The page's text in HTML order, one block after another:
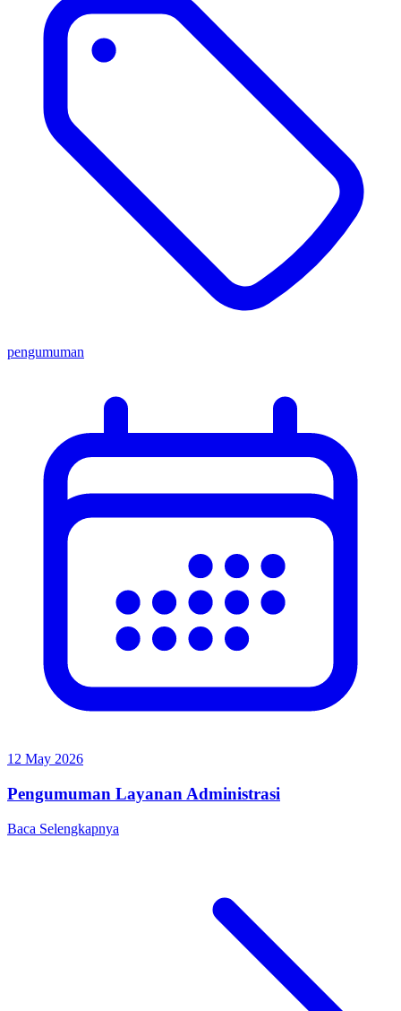
pengumuman
12 May 2026
Pengumuman Layanan Administrasi
Baca Selengkapnya